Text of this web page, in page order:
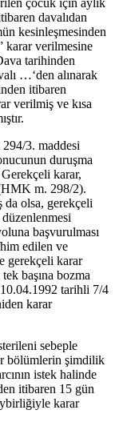
çocuk için aylık
davalıdan
kesinleşmesinden
karar verilmesine
tarihinden
…‘den alınarak
itibaren
verilmiş ve kısa
3. maddesi
duruşma
karar,
m. 298/2).
da olsa, gerekçeli
başvurulması
edilen ve
gerekçeli karar
başına bozma
tarihli 7/4
karar
sebeple
bölümlerin şimdilik
istek halinde
itibaren 15 gün
karar